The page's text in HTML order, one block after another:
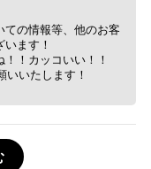
ての情報等、他のお客
ます！
！カッコいい！！
いたします！